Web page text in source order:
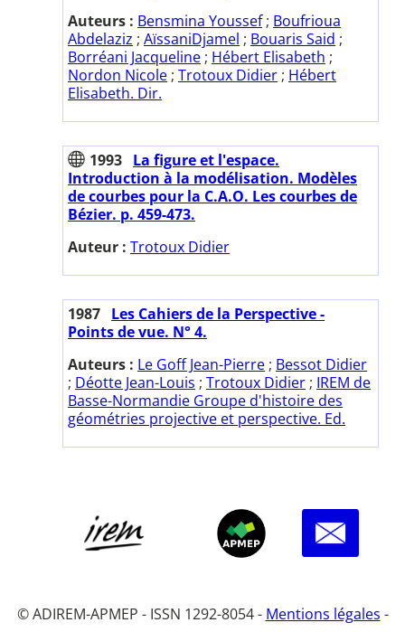
Auteurs : Bensmina Youssef; Boufrioua
Abdelaziz ; AïssaniDjamel ; Bouaris Said ;
Borréani Jacqueline ; Hébert Elisabeth ;
Nordon Nicole ; Trotoux Didier ; Hébert
Elisabeth. Dir.
1993 La figure et l'espace.
Introduction à la modélisation. Modèles
de courbes pour la C.A.O. Les courbes de
Bézier. p. 459-473.
Auteur : Trotoux Didier
1987 Les Cahiers de la Perspective -
Points de vue. N° 4.
Auteurs : Le Goff Jean-Pierre ; Bessot Didier
; Déotte Jean-Louis ; Trotoux Didier ; IREM de
Basse-Normandie Groupe d'histoire des
géométries projective et perspective. Ed.
© ADIREM-APMEP - ISSN 1292-8054 - Mentions légales -